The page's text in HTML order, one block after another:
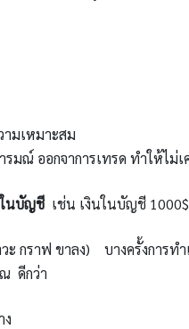
ามเหมาะสม
มณ์ ออกจาการเทรด ทำให้ไม่เ
ในบัญชี เช่น เงินในบัญชี
ะ กราฟ ขาลง) บางครั้งการ
ดีกว่า
ง